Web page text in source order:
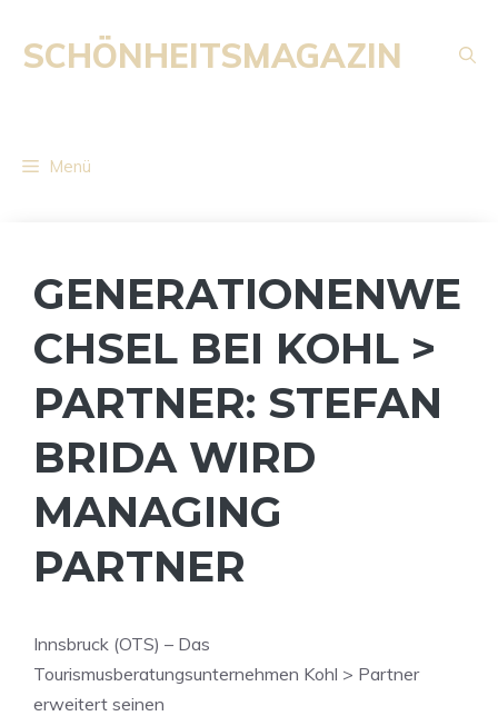
Inhalt
springen
SCHÖNHEITSMAGAZIN
Menü
GENERATIONENWE
CHSEL BEI KOHL >
PARTNER: STEFAN
BRIDA WIRD
MANAGING
PARTNER
Innsbruck (OTS) – Das
Tourismusberatungsunternehmen Kohl > Partner
erweitert seinen